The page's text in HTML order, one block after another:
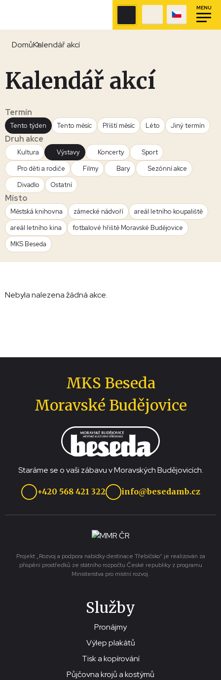
MENU
DomůKalendář akcí
Kalendář akcí
Termín
Tento týden Tento měsíc Příští měsíc Léto Jiný termín
Druh akce
Kultura Výstavy Koncerty
Sport
Pro děti a rodiče
Filmy Bary
Sezónní akce
Divadlo
Ostatní
Místo
Městská knihovna zámecké nádvoří
areál letního koupaliště
areál letního kina
fotbalové hřiště Moravské Budějovice
MKS Beseda
Nebyla nalezena žádná akce.
MKS Beseda
Moravské Budějovice
Staráme se o vaši zábavu v Moravských Budějovicích.
+420 568 421 322 info@besedamb.cz
Projekt „Rozvoj a podpora nabídky destinace Třebíčsko“ je realizován za
přispění prostředků ze státního rozpočtu České republiky z programu
Ministerstva pro místní rozvoj.
Služby
Pronájmy
Výlep plakátů
Tisk a kopírování
Půjčovna krojů a kostýmů